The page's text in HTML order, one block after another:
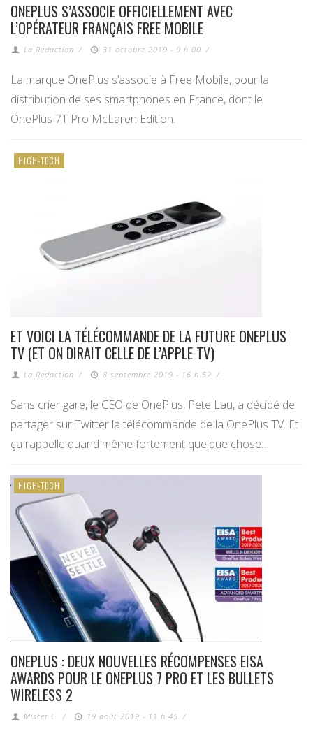
ONEPLUS S’ASSOCIE OFFICIELLEMENT AVEC
L’OPÉRATEUR FRANÇAIS FREE MOBILE
La Redaction / 31 octobre 2019 - 9 h 00 /
La marque OnePlus s’associe à Free Mobile, pour la
distribution de ses smartphones en France, dont le
OnePlus 7T Pro McLaren Edition.
HIGH-TECH
ET VOICI LA TÉLÉCOMMANDE DE LA FUTURE ONEPLUS
TV (ET ON DIRAIT CELLE DE L’APPLE TV)
La Redaction / 8 septembre 2019 - 16 h 52 /
Sans crier gare, le CEO de OnePlus, Pete Lau, a décidé de
partager sur Twitter la télécommande de la OnePlus TV. Et
ça rappelle quand même fortement quelque chose…
HIGH-TECH
ONEPLUS : DEUX NOUVELLES RÉCOMPENSES EISA
AWARDS POUR LE ONEPLUS 7 PRO ET LES BULLETS
WIRELESS 2
Mister L. / 19 août 2019 - 11 h 45 /